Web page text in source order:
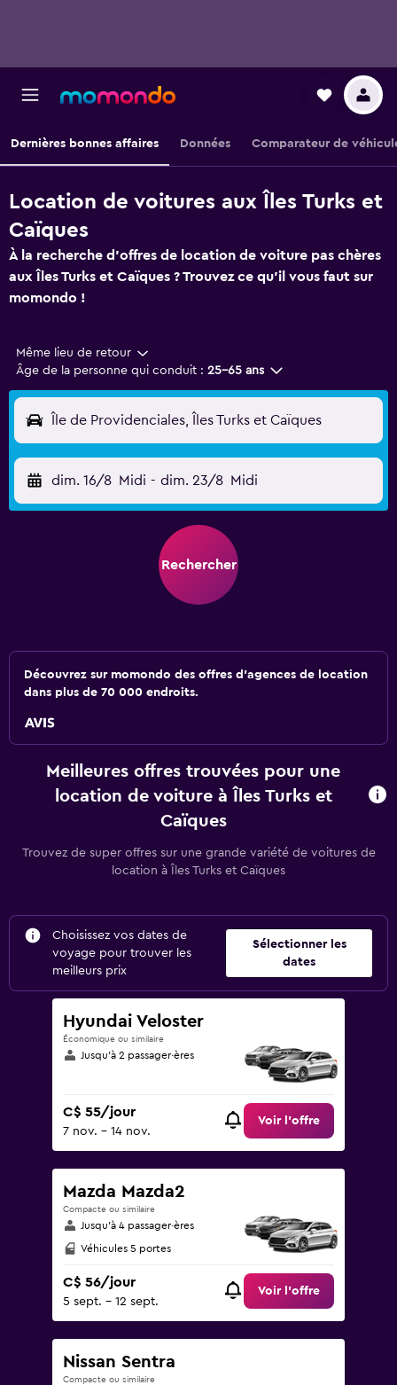
Dernières bonnes affaires Données Comparateur de
Location de voitures aux Îles Turks et
Caïques
À la recherche d'offres de location de voiture pas chères
aux Îles Turks et Caïques ? Trouvez ce qu'il vous faut sur
momondo !
Même lieu de retour
Âge de la personne qui conduit : 25-65 ans
Île de Providenciales, Îles Turks et Caïques
dim. 16/8 Midi - dim. 23/8 Midi
Rechercher
Découvrez sur momondo des offres d'agences de location
dans plus de 70 000 endroits.
Meilleures offres trouvées pour une
location de voiture à Îles Turks et
Caïques
Trouvez de super offres sur une grande variété de voitures de
location à Îles Turks et Caïques
Choisissez vos dates de
voyage pour trouver les
meilleurs prix
Sélectionner les
dates
Hyundai Veloster
Économique ou similaire
Jusqu’à 2 passager·ères
C$ 55/jour
7 nov. - 14 nov.
Voir l’offre
Mazda Mazda2
Compacte ou similaire
Jusqu’à 4 passager·ères
Véhicules 5 portes
C$ 56/jour
5 sept. - 12 sept.
Voir l’offre
Nissan Sentra
Compacte ou similaire